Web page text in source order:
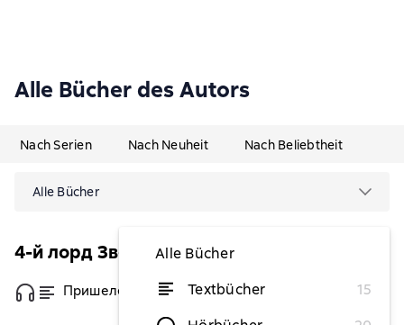
Alle Bücher des Autors
Nach Serien Nach Neuheit Nach Beliebtheit
Alle Bücher
Alle Bücher
Textbücher
15
4-й лорд Звёздной Империи
Пришелец с Земли von 2,14 €